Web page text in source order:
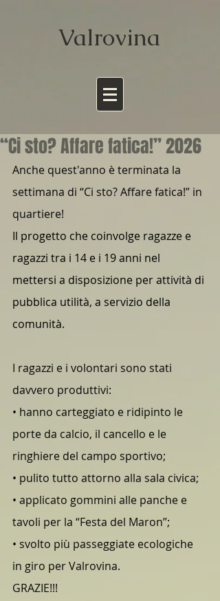
Valrovina
“Ci sto? Affare fatica!” 2026
Anche quest'anno è terminata la
settimana di “Ci sto? Affare fatica!” in
quartiere!
Il progetto che coinvolge ragazze e
ragazzi tra i 14 e i 19 anni nel
mettersi a disposizione per attività di
pubblica utilità, a servizio della
comunità.
I ragazzi e i volontari sono stati
davvero produttivi:
• hanno carteggiato e ridipinto le
porte da calcio, il cancello e le
ringhiere del campo sportivo;
• pulito tutto attorno alla sala civica;
• applicato gommini alle panche e
tavoli per la “Festa del Maron”;
• svolto più passeggiate ecologiche
in giro per Valrovina.
GRAZIE!!!